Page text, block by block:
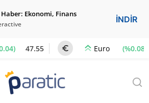
Ekonomi, Finans
İNDİR
47.55 Euro (%0.08)